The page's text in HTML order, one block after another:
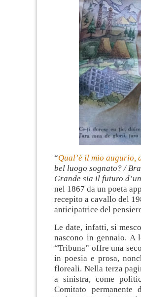
“Qual’è il mio augurio,
bel luogo sognato? /
Grande sia il futuro
nel 1867 da un poeta
recepito a cavallo del
anticipatrice del
Le date, infatti, si
nascono in gennaio.
“Tribuna” offre una
in poesia e prosa,
floreali. Nella terza
a sinistra, come
Comitato permanente